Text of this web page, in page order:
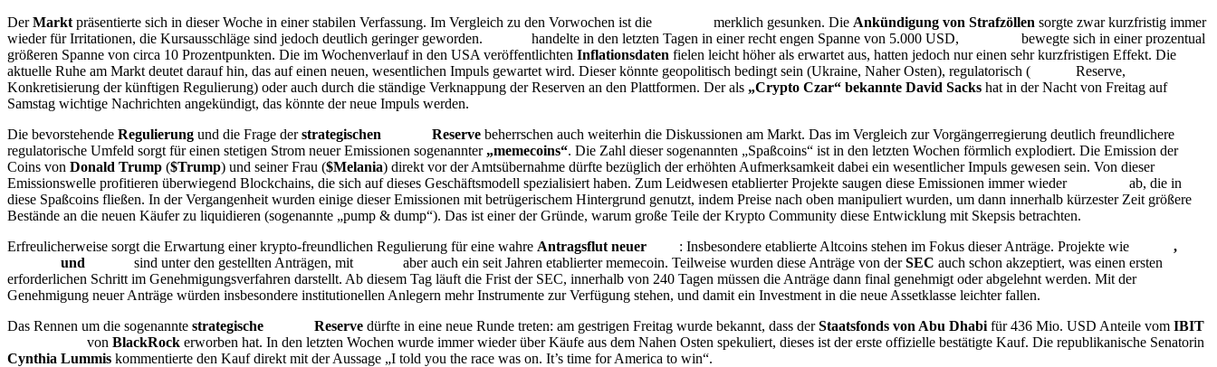
DerMarkt präsentierte sich in dieser Woche in einer stabilen Verfassung. Im Vergleich zu den Vorwochen ist die merklich gesunken. Die Ankündigung von Strafzöllen sorgte zwar kurzfristig immer
wieder für Irritationen, die Kursausschläge sind jedoch deutlich geringer geworden.
handelte in den letzten Tagen in einer recht engen Spanne von 5.000 USD,
bewegte sich in einer prozentual
größeren Spanne von circa 10 Prozentpunkten. Die im Wochenverlauf in den USA veröffentlichten Inflationsdaten fielen leicht höher als erwartet aus, hatten jedoch nur einen sehr kurzfristigen Effekt. Die
aktuelle Ruhe am Markt deutet darauf hin, das auf einen neuen, wesentlichen Impuls gewartet wird. Dieser könnte geopolitisch bedingt sein (Ukraine, Naher Osten), regulatorisch (
Reserve,
Konkretisierung der künftigen Regulierung) oder auch durch die ständige Verknappung der Reserven an den Plattformen. Der als „Crypto Czar“ bekannte David Sacks hat in der Nacht von Freitag auf
Samstag wichtige Nachrichten angekündigt, das könnte der neue Impuls werden.
Die bevorstehende Regulierung und die Frage derstrategischen Reserve beherrschen auch weiterhin die Diskussionen am Markt. Das im Vergleich zur Vorgängerregierung deutlich freundlichere
regulatorische Umfeld sorgt für einen stetigen Strom neuer Emissionen sogenannter „memecoins“. Die Zahl dieser sogenannten „Spaßcoins“ ist in den letzten Wochen förmlich explodiert. Die Emission der
Coins von Donald Trump ($Trump) und seiner Frau ($Melania) direkt vor der Amtsübernahme dürfte bezüglich der erhöhten Aufmerksamkeit dabei ein wesentlicher Impuls gewesen sein. Von dieser
Emissionswelle profitieren überwiegend Blockchains, die sich auf dieses Geschäftsmodell spezialisiert haben. Zum Leidwesen etablierter Projekte saugen diese Emissionen immer wieder
ab, die in
diese Spaßcoins fließen. In der Vergangenheit wurden einige dieser Emissionen mit betrügerischem Hintergrund genutzt, indem Preise nach oben manipuliert wurden, um dann innerhalb kürzester Zeit größere
Bestände an die neuen Käufer zu liquidieren (sogenannte „pump & dump“). Das ist einer der Gründe, warum große Teile der Krypto Community diese Entwicklung mit Skepsis betrachten.
Erfreulicherweise sorgt die Erwartung einer krypto-freundlichen Regulierung für eine wahre Antragsflut neuer : Insbesondere etablierte Altcoins stehen im Fokus dieser Anträge. Projekte wie
,
und sind unter den gestellten Anträgen, mit aber auch ein seit Jahren etablierter memecoin. Teilweise wurden diese Anträge von derSEC auch schon akzeptiert, was einen ersten
erforderlichen Schritt im Genehmigungsverfahren darstellt. Ab diesem Tag läuft die Frist der SEC, innerhalb von 240 Tagen müssen die Anträge dann final genehmigt oder abgelehnt werden. Mit der
Genehmigung neuer Anträge würden insbesondere institutionellen Anlegern mehr Instrumente zur Verfügung stehen, und damit ein Investment in die neue Assetklasse leichter fallen.
Das Rennen um die sogenannte strategische Reserve dürfte in eine neue Runde treten: am gestrigen Freitag wurde bekannt, dass derStaatsfonds von Abu Dhabi für 436 Mio. USD Anteile vom IBIT
von BlackRock erworben hat. In den letzten Wochen wurde immer wieder über Käufe aus dem Nahen Osten spekuliert, dieses ist der erste offizielle bestätigte Kauf. Die republikanische Senatorin
Cynthia Lummis kommentierte den Kauf direkt mit der Aussage „I told you the race was on. It’s time for America to win“.